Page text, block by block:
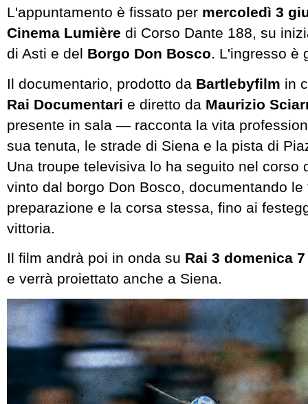
L'appuntamento è fissato per mercoledì 3
Cinema Lumière di Corso Dante 188, su
di Asti e del Borgo Don Bosco. L'ingresso è
Il documentario, prodotto da Bartlebyfilm in
Rai Documentari e diretto da Maurizio
presente in sala — racconta la vita
sua tenuta, le strade di Siena e la pista di
Una troupe televisiva lo ha seguito nel corso
vinto dal borgo Don Bosco, documentando le
preparazione e la corsa stessa, fino ai
vittoria.
Il film andrà poi in onda su Rai 3 domenica
e verrà proiettato anche a Siena.